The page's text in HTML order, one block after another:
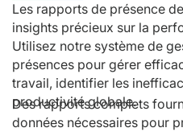
Les rapports de présence
insights précieux sur la
Utilisez notre système de
présences pour gérer
travail, identifier les
productivité globale.
Des rapports complets
données nécessaires pour